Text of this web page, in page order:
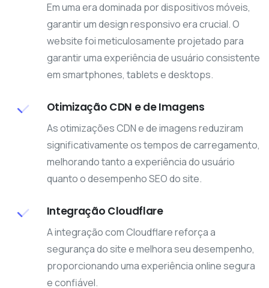
Em uma era dominada por dispositivos móveis,
garantir um design responsivo era crucial. O
website foi meticulosamente projetado para
garantir uma experiência de usuário consistente
em smartphones, tablets e desktops.
Otimização CDN e de Imagens
As otimizações CDN e de imagens reduziram
significativamente os tempos de carregamento,
melhorando tanto a experiência do usuário
quanto o desempenho SEO do site.
Integração Cloudflare
A integração com Cloudflare reforça a
segurança do site e melhora seu desempenho,
proporcionando uma experiência online segura
e confiável.